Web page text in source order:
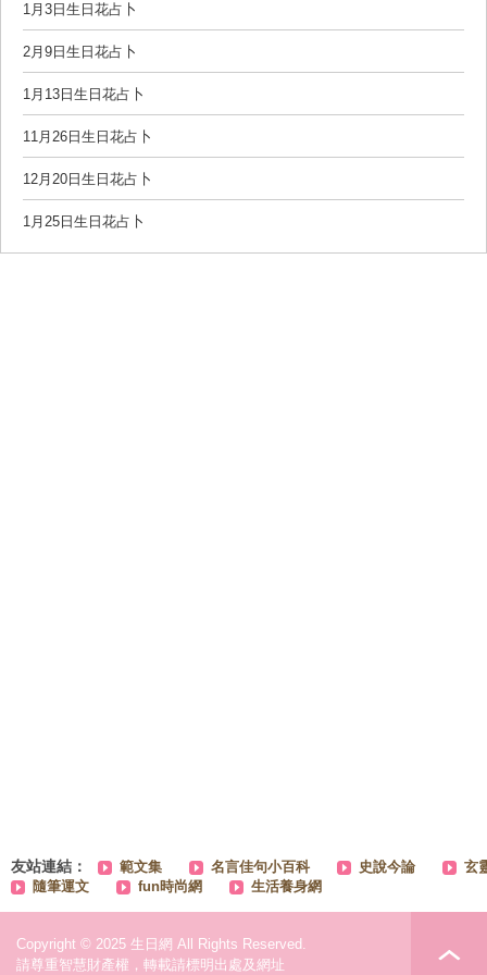
1月3日生日花占卜
2月9日生日花占卜
1月13日生日花占卜
11月26日生日花占卜
12月20日生日花占卜
1月25日生日花占卜
友站連結： 範文集 名言佳句小百科 史說今論
玄
隨筆運文
fun時尚網 生活養身網
Copyright © 2025 生日網 All Rights Reserved.
請尊重智慧財產權，轉載請標明出處及網址